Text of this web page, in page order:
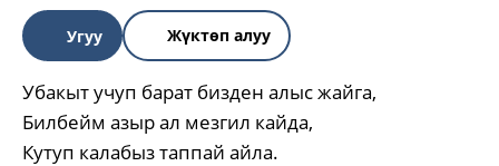
Угуу Жүктөп алуу
Убакыт учуп барат бизден алыс жайга,
Билбейм азыр ал мезгил кайда,
Кутуп калабыз таппай айла.